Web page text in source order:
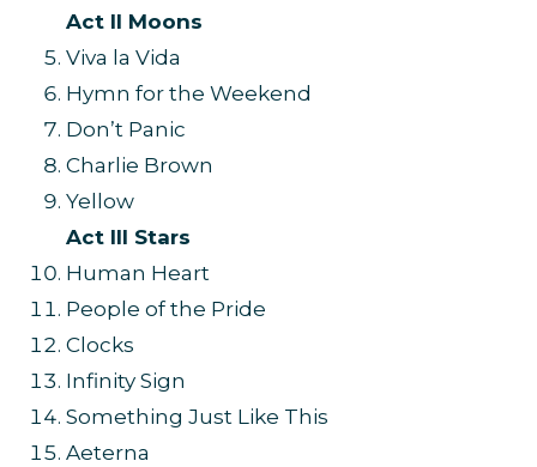
Act II Moons
Viva la Vida
Hymn for the Weekend
Don’t Panic
Charlie Brown
Yellow
Act III Stars
Human Heart
People of the Pride
Clocks
Infinity Sign
Something Just Like This
Aeterna